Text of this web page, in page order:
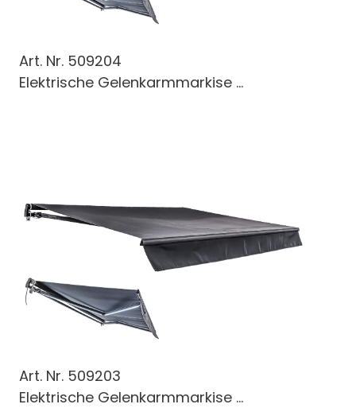
Art. Nr. 509204
Elektrische Gelenkarmmarkise ...
Art. Nr. 509203
Elektrische Gelenkarmmarkise ...